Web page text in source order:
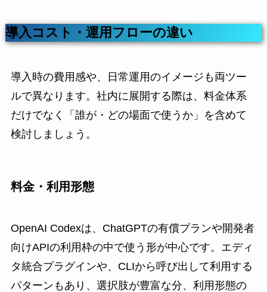
導入コスト・運用フローの違い
導入時の費用感や、日常運用のイメージも両ツー
ルで異なります。社内に展開する際は、料金体系
だけでなく「誰が・どの場面で使うか」を含めて
検討しましょう。
料金・利用形態
OpenAI Codexは、ChatGPTの有償プランや開発者
向けAPIの利用枠の中で使う形が中心です。エディ
タ統合プラグインや、CLIから呼び出して利用する
パターンもあり、選択肢が豊富な分、利用形態の